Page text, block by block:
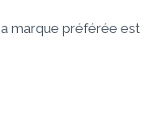
marque préférée est